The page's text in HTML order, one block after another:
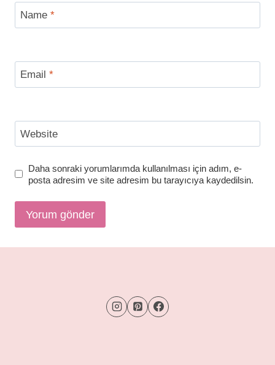
Name *
Email *
Website
Daha sonraki yorumlarımda kullanılması için adım, e-
posta adresim ve site adresim bu tarayıcıya kaydedilsin.